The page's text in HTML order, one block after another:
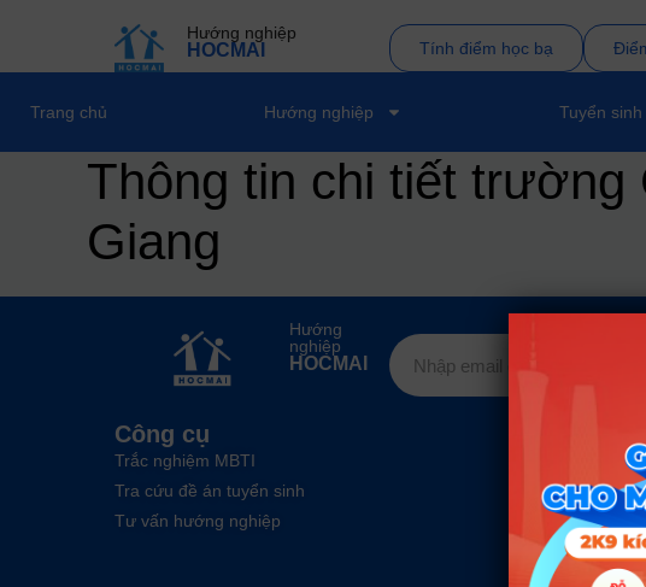
Hướng nghiệp
HOCMAI Tính điểm học bạ
Trang chủ Hướng nghiệp Tuyển
Thông tin chi tiết
Giang
Hướng
nghiệp
HOCMAI
Công cụ
Trắc nghiệm MBTI
Tra cứu đề án tuyển sinh
Tư vấn hướng nghiệp
Tin giáo
Tin tuyển
Tin tuyển